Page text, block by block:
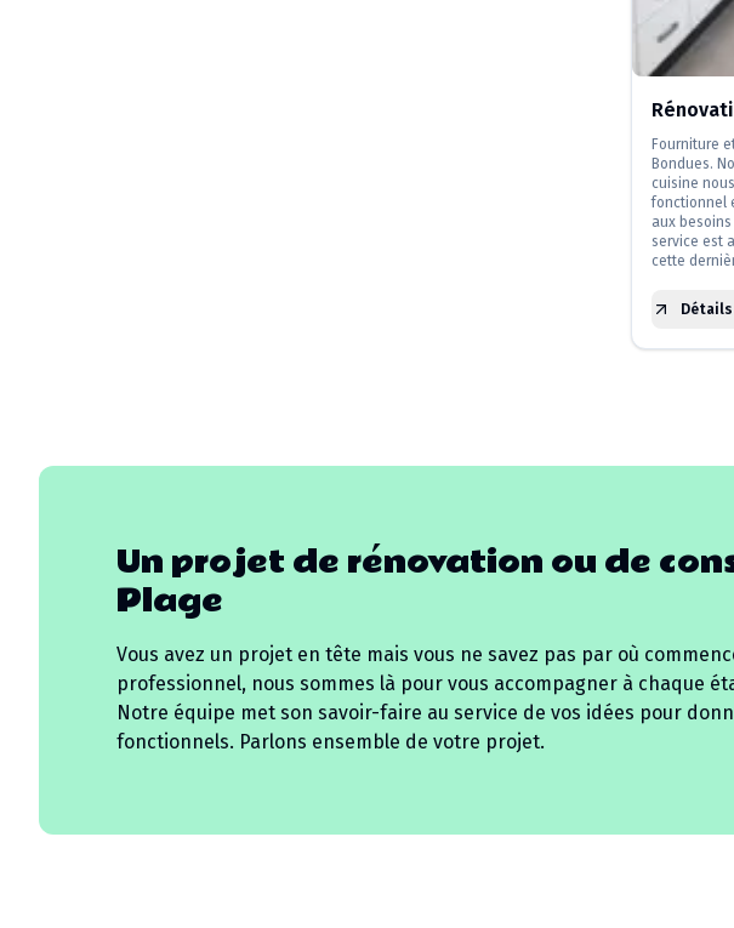
Fourniture
Bondues.
cuisine
fonctionnel
aux
service est
cette
Un projet de rénovation ou de
Plage
Vous avez un projet en tête mais vous ne savez pas par où
professionnel, nous sommes là pour vous accompagner à chaque
Notre équipe met son savoir-faire au service de vos idées pour
fonctionnels. Parlons ensemble de votre projet.